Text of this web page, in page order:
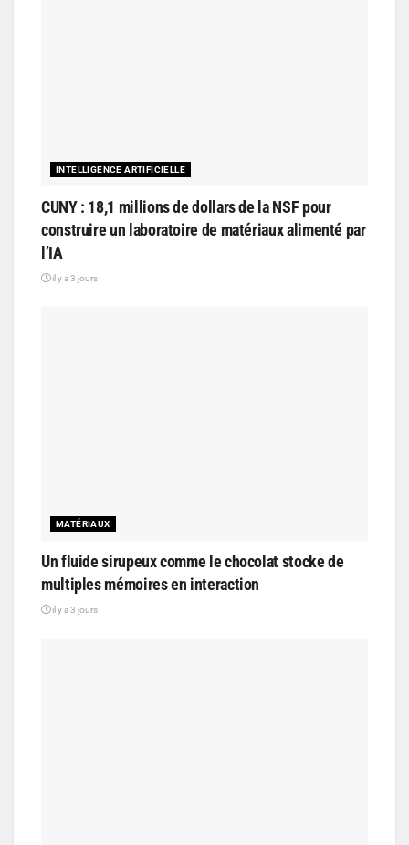
INTELLIGENCE ARTIFICIELLE
CUNY : 18,1 millions de dollars de la NSF pour
construire un laboratoire de matériaux alimenté par
l’IA
il y a 3 jours
MATÉRIAUX
Un fluide sirupeux comme le chocolat stocke de
multiples mémoires en interaction
il y a 3 jours